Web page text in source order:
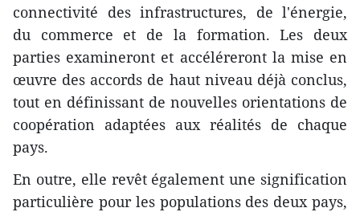
connectivité des infrastructures, de l'énergie,
du commerce et de la formation. Les deux
parties examineront et accéléreront la mise en
œuvre des accords de haut niveau déjà conclus,
tout en définissant de nouvelles orientations de
coopération adaptées aux réalités de chaque
pays.
En outre, elle revêt également une signification
particulière pour les populations des deux pays,